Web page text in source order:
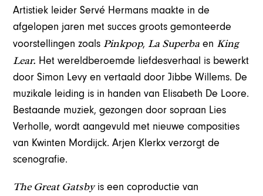
Artistiek leider Servé Hermans maakte in de
afgelopen jaren met succes groots gemonteerde
voorstellingen zoalsPinkpop,La Superba enKing
Lear. Het wereldberoemde liefdesverhaal is bewerkt
door Simon Levy en vertaald door Jibbe Willems. De
muzikale leiding is in handen van Elisabeth De Loore.
Bestaande muziek, gezongen door sopraan Lies
Verholle, wordt aangevuld met nieuwe composities
van Kwinten Mordijck. Arjen Klerkx verzorgt de
scenografie.
The Great Gatsbyis een coproductie van